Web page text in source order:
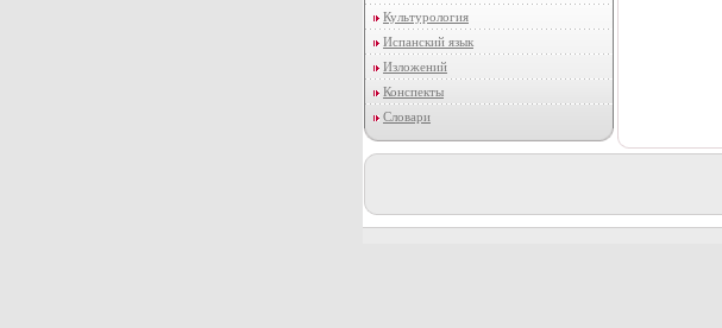
Культурология
Испанский язык
Изложений
Конспекты
Словари